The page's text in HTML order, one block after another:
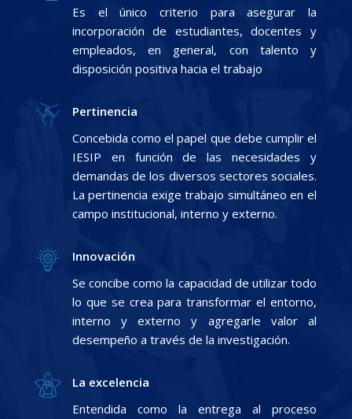
Es el único criterio para asegurar la
incorporación de estudiantes, docentes y
empleados, en general, con talento y
disposición positiva hacia el trabajo
Pertinencia
Concebida como el papel que debe cumplir el
IESIP en función de las necesidades y
demandas de los diversos sectores sociales.
La pertinencia exige trabajo simultáneo en el
campo institucional, interno y externo.
Innovación
Se concibe como la capacidad de utilizar todo
lo que se crea para transformar el entorno,
interno y externo y agregarle valor al
desempeño a través de la investigación.
La excelencia
Entendida como la entrega al proceso